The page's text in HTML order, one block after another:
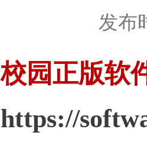
发布
校园正版软
https://